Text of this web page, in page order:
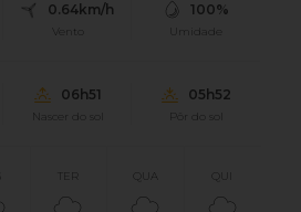
0.64km/h
Vento
100%
Umidade
06h51
Nascer do sol
05h52
Pôr do sol
TER QUA